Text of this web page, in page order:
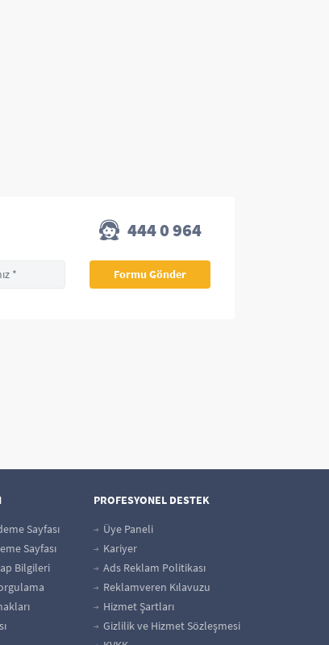
444 0 964
Sayfası
Sayfası
Bilgileri
PROFESYONEL DESTEK
Üye Paneli
Kariyer
Ads Reklam Politikası
Reklamveren Kılavuzu
Hizmet Şartları
Gizlilik ve Hizmet Sözleşmesi